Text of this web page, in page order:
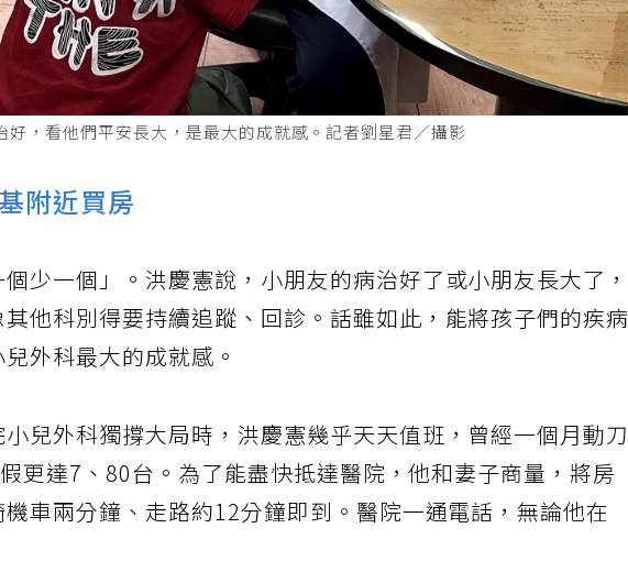
附近買房
少一個」。洪慶憲說，小朋友的病治好了或小朋友長大了，
他科別得要持續追蹤、回診。話雖如此，能將孩子們的疾病
外科最大的成就感。
兒外科獨撐大局時，洪慶憲幾乎天天值班，曾經一個月動刀
更達7、80台。為了能盡快抵達醫院，他和妻子商量，將房
機車兩分鐘、走路約12分鐘即到。醫院一通電話，無論他在